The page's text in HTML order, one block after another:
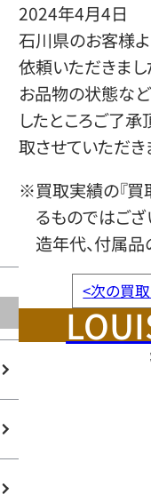
2024年4月4日
石川県のお客様よ
依頼いただきまし
お品物の状態など
したところご了
取させていただき
※買取実績の『買
るものではござ
造年代、付属品
<次の買